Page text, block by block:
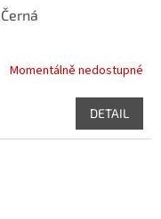
Momentálně nedostupné
DETAIL